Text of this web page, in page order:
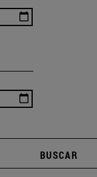
BUSCAR